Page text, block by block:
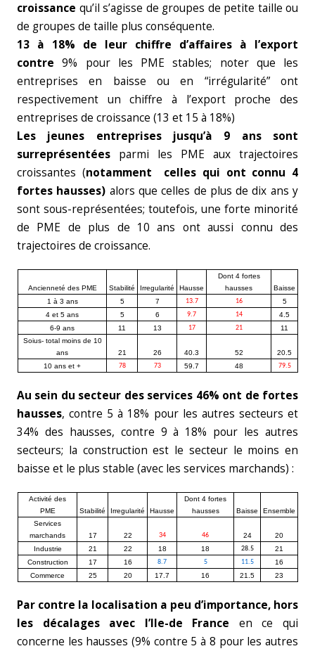
croissance qu’il s’agisse de groupes de petite taille ou
de groupes de taille plus conséquente.
13 à 18% de leur chiffre d’affaires à l’export
contre9% pour les PME stables; noter que les
entreprises en baisse ou en “irrégularité” ont
respectivement un chiffre à l’export proche des
entreprises de croissance (13 et 15 à 18%)
Les jeunes entreprises jusqu’à 9 ans sont
surreprésentées parmi les PME aux trajectoires
croissantes (notamment celles qui ont connu 4
fortes hausses) alors que celles de plus de dix ans y
sont sous-représentées; toutefois, une forte minorité
de PME de plus de 10 ans ont aussi connu des
trajectoires de croissance.
Ancienneté des PME Stabilité Irregularité Hausse
Dont 4 fortes
hausses
Baisse
1 à 3 ans
5 7 13.7 16
5
4 et 5 ans
5 6 9.7 14
4.5
6-9 ans
11 13 17 21
11
Soius- total moins de 10
ans
21 26 40.3 52
20.5
10 ans et +
78 73 59.7 48 79.5
Au sein du secteur des services 46% ont de fortes
hausses, contre 5 à 18% pour les autres secteurs et
34% des hausses, contre 9 à 18% pour les autres
secteurs; la construction est le secteur le moins en
baisse et le plus stable (avec les services marchands) :
Activité des
PME
Stabilité Irregularité Hausse
Dont 4 fortes
hausses
Baisse
Ensemble
Services
marchands
17 22 34 46 24
20
Industrie
21 22 18 18 28.5
21
Construction
17 16 8.7 5 11.5
16
Commerce
25 20 17.7 16 21.5 23
Par contre la localisation a peu d’importance, hors
les décalages avec l’Ile-de France en ce qui
concerne les hausses (9% contre 5 à 8 pour les autres